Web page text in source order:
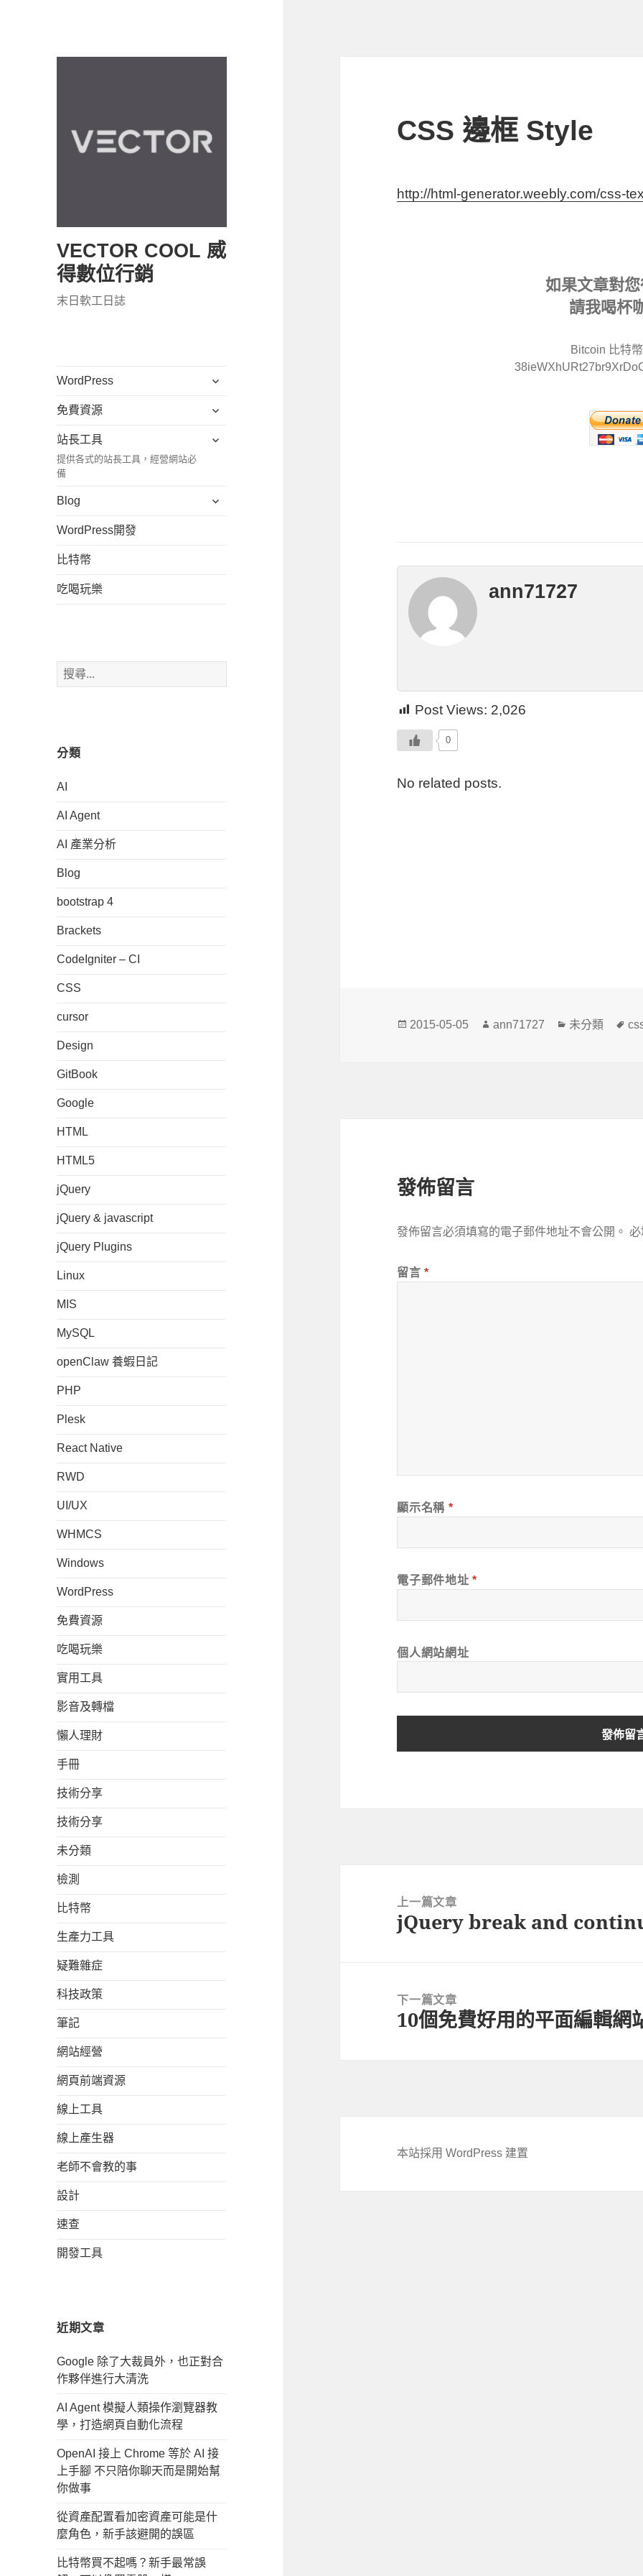
VECTOR COOL 威
得數位行銷
末日軟工日誌
WordPress
展
子
免費資源
展
子
站長工具
提供各式的站長工具，經營網站必
備
展
單
Blog
展
WordPress開發
比特幣
吃喝玩樂
搜
尋
分類
AI
AI Agent
AI 產業分析
Blog
bootstrap 4
Brackets
CodeIgniter – CI
CSS
cursor
Design
GitBook
Google
HTML
HTML5
jQuery
jQuery & javascript
jQuery Plugins
Linux
MIS
MySQL
openClaw 養蝦日記
PHP
Plesk
React Native
RWD
UI/UX
WHMCS
Windows
WordPress
免費資源
吃喝玩樂
實用工具
影音及轉檔
懶人理財
手冊
技術分享
技術分享
未分類
檢測
比特幣
生產力工具
疑難雜症
科技政策
筆記
網站經營
網頁前端資源
線上工具
線上產生器
老師不會教的事
設計
速查
開發工具
近期文章
Google 除了大裁員外，也正對合
作夥伴進行大清洗
AI Agent 模擬人類操作瀏覽器教
學，打造網頁自動化流程
OpenAI 接上 Chrome 等於 AI 接
上手腳 不只陪你聊天而是開始幫
你做事
從資產配置看加密資產可能是什
麼角色，新手該避開的誤區
比特幣買不起嗎？新手最常誤
CSS 邊框 Style
http://html-generator.weebly.com/css-
如果文章對
請我喝杯
Bitcoin 比特
ann71727
Post Views: 2,026
0
No related posts.
發
2015-05-05
作
ann71727
分
未分類
標
發佈留言
發佈留言必須填寫的電子郵件地址不會公開。
留言*
顯示名稱 *
電子郵件地址 *
個人網站網址
上一篇文章
上
章:
jQuery break and
下一篇文章
下
10個免費好用的平面編輯網
本站採用 WordPress 建置